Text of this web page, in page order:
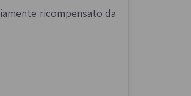
ricompensato da